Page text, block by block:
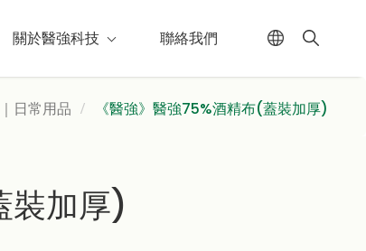
關於醫強科技 聯絡我們
日常用品 《醫強》醫強75%酒精布(蓋裝加厚)
裝加厚)